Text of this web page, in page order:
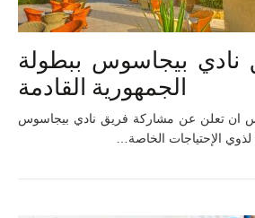
نادي بيجاسوس ببطولة
الجمهورية القادمة
ان تعلن عن مشاركة فريق نادي بيجاسوس
لذوي الإحتياجات الخاصة…